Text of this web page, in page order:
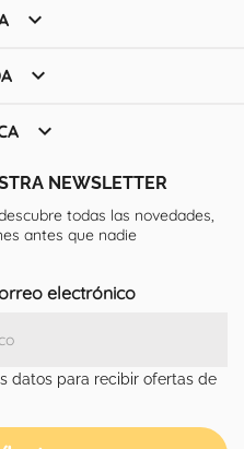



NEWSLETTER
todas las novedades,
antes que nadie
electrónico
datos para recibir ofertas de